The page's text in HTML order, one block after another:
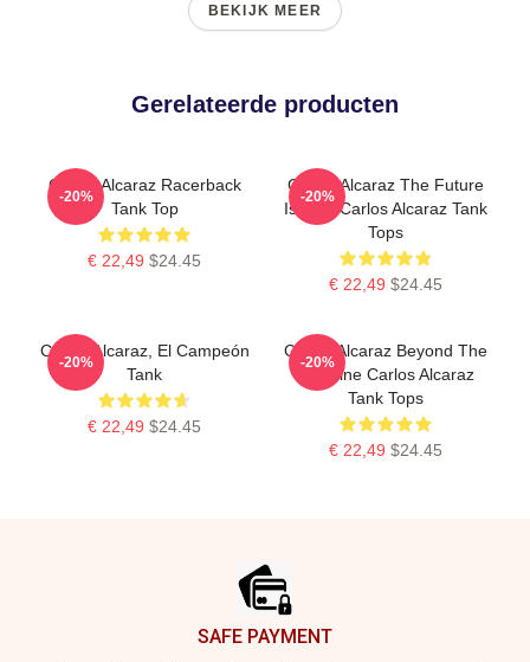
BEKIJK MEER
Gerelateerde producten
Carlos Alcaraz Racerback
Tank Top
€ 22,49 $24.45
-20%
Carlos Alcaraz The Future
Is Now Carlos Alcaraz Tank
Tops
€ 22,49 $24.45
-20%
Carlos Alcaraz, El Campeón
Tank
€ 22,49 $24.45
-20%
Carlos Alcaraz Beyond The
Baseline Carlos Alcaraz
Tank Tops
€ 22,49 $24.45
-20%
SAFE PAYMENT